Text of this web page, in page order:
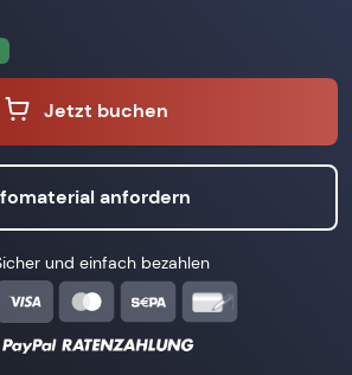
Jetzt buchen
anfordern
und einfach bezahlen